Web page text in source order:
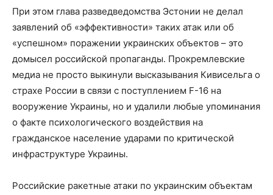
При этом глава разведведомства Эстонии не делал
заявлений об «эффективности» таких атак или об
«успешном» поражении украинских объектов – это
домысел российской пропаганды. Прокремлевские
медиа не просто выкинули высказывания Кивисельга о
страхе России в связи с поступлением F-16 на
вооружение Украины, но и удалили любые упоминания
о факте психологического воздействия на
гражданское население ударами по критической
инфраструктуре Украины.
Российские ракетные атаки по украинским объектам